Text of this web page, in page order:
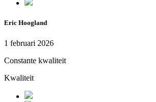
Eric Hoogland
1 februari 2026
Constante kwaliteit
Kwaliteit